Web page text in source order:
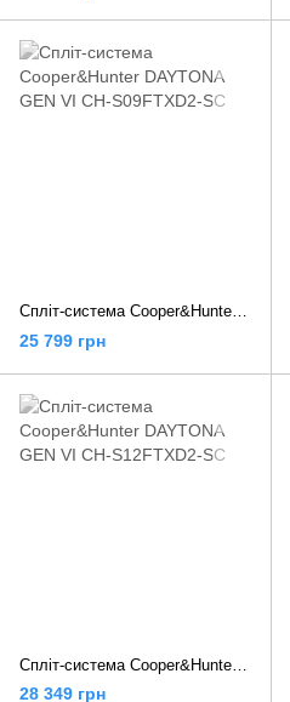
Спліт-система Cooper&Hunter DAYTONA GEN VI CH-S09FTXD2-SC
25 799 грн
28 349 грн